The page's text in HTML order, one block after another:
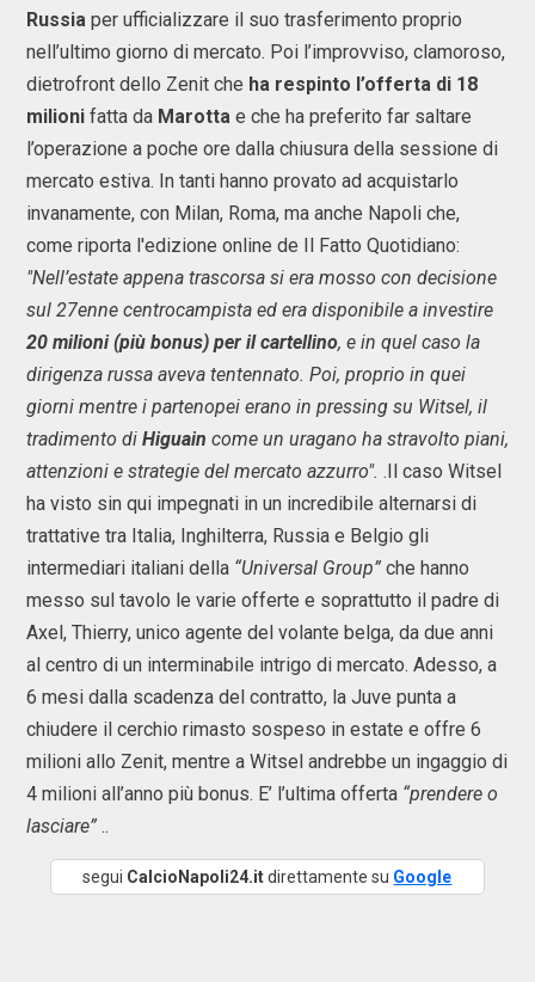
Russia per ufficializzare il suo trasferimento proprio
nell’ultimo giorno di mercato. Poi l’improvviso, clamoroso,
dietrofront dello Zenit che ha respinto l’offerta di 18
milioni fatta da Marotta e che ha preferito far saltare
l’operazione a poche ore dalla chiusura della sessione di
mercato estiva. In tanti hanno provato ad acquistarlo
invanamente, con Milan, Roma, ma anche Napoli che,
come riporta l'edizione online de Il Fatto Quotidiano:
"Nell’estate appena trascorsa si era mosso con decisione
sul 27enne centrocampista ed era disponibile a investire
20 milioni (più bonus) per il cartellino, e in quel caso la
dirigenza russa aveva tentennato. Poi, proprio in quei
giorni mentre i partenopei erano in pressing su Witsel, il
tradimento di Higuain come un uragano ha stravolto piani,
attenzioni e strategie del mercato azzurro". .Il caso Witsel
ha visto sin qui impegnati in un incredibile alternarsi di
trattative tra Italia, Inghilterra, Russia e Belgio gli
intermediari italiani della “Universal Group” che hanno
messo sul tavolo le varie offerte e soprattutto il padre di
Axel, Thierry, unico agente del volante belga, da due anni
al centro di un interminabile intrigo di mercato. Adesso, a
6 mesi dalla scadenza del contratto, la Juve punta a
chiudere il cerchio rimasto sospeso in estate e offre 6
milioni allo Zenit, mentre a Witsel andrebbe un ingaggio di
4 milioni all’anno più bonus. E’ l’ultima offerta “prendere o
lasciare” ..
segui CalcioNapoli24.itdirettamente su Google